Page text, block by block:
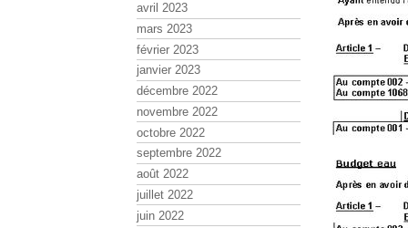
avril 2023
mars 2023
février 2023
janvier 2023
décembre 2022
novembre 2022
octobre 2022
septembre 2022
août 2022
juillet 2022
juin 2022